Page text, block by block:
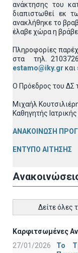
ανάκτησης του
διαπιστωθεί εκ
ανακλήθηκε το
έλαβε χώρα η
Πληροφορίες
στα τηλ.
estamo@iky.gr και
Ο Πρόεδρος του ΔΣ
Μιχαήλ
Καθηγητής
ΑΝΑΚΟΙΝΩΣΗ
ΕΝΤΥΠΟ ΑΙΤΗΣΗΣ
Δείτε όλες
Καρφιτσωμένες
27/01/2026
Το